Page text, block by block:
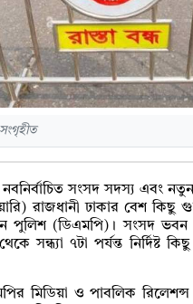
সংসদ সদস্য এবং
রাজধানী ঢাকার বেশ কিছু
পুলিশ (ডিএমপি)। সংসদ
সন্ধ্যা ৭টা পর্যন্ত নির্দিষ্ট
মিডিয়া ও পাবলিক